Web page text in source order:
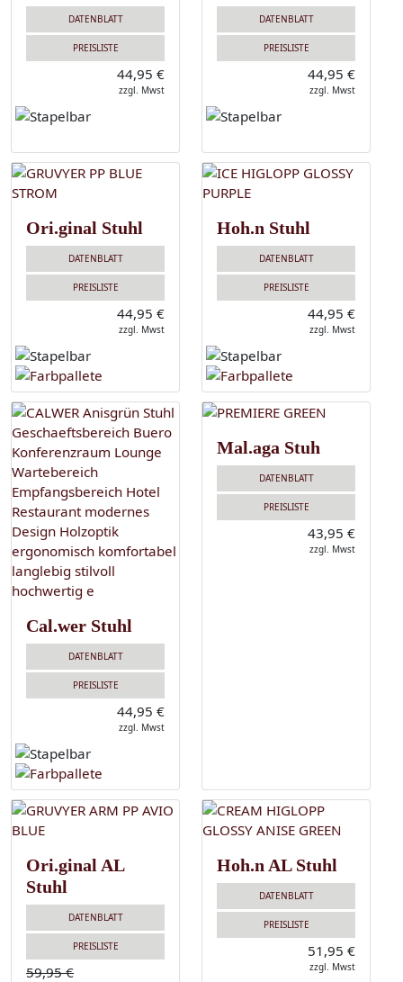
DATENBLATT
PREISLISTE
44,95 €
zzgl. Mwst
DATENBLATT
PREISLISTE
44,95 €
zzgl. Mwst
Ori.ginal Stuhl
DATENBLATT
PREISLISTE
44,95 €
zzgl. Mwst
Hoh.n Stuhl
DATENBLATT
PREISLISTE
44,95 €
zzgl. Mwst
Cal.wer Stuhl
DATENBLATT
PREISLISTE
44,95 €
zzgl. Mwst
Mal.aga Stuh
DATENBLATT
PREISLISTE
43,95 €
zzgl. Mwst
Ori.ginal AL
Stuhl
DATENBLATT
PREISLISTE
59,95 €
Hoh.n AL Stuhl
DATENBLATT
PREISLISTE
51,95 €
zzgl. Mwst